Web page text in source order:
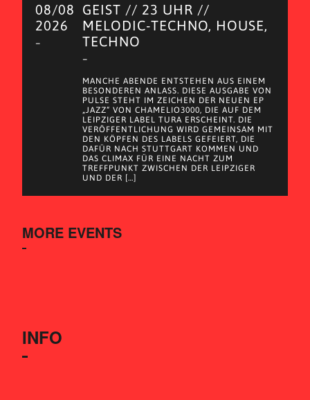
08/08
2026
–
GEIST // 23 UHR //
MELODIC-TECHNO, HOUSE,
TECHNO
–
MANCHE ABENDE ENTSTEHEN AUS EINEM
BESONDEREN ANLASS. DIESE AUSGABE VON
PULSE STEHT IM ZEICHEN DER NEUEN EP
„JAZZ“ VON CHAMELIO3000, DIE AUF DEM
LEIPZIGER LABEL TURA ERSCHEINT. DIE
VERÖFFENTLICHUNG WIRD GEMEINSAM MIT
DEN KÖPFEN DES LABELS GEFEIERT, DIE
DAFÜR NACH STUTTGART KOMMEN UND
DAS CLIMAX FÜR EINE NACHT ZUM
TREFFPUNKT ZWISCHEN DER LEIPZIGER
UND DER […]
MORE EVENTS
INFO